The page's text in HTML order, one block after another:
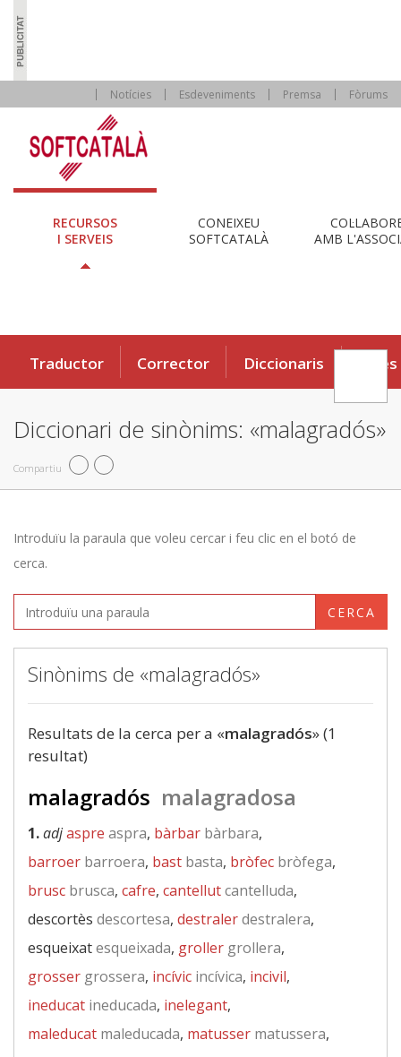
Notícies Esdeveniments Premsa Fòrums
RECURSOS
I SERVEIS
CONEIXEU
SOFTCATALÀ
AMB
Traductor Corrector Diccionaris Eines
Diccionari de sinònims: «malagradós»
Compartiu
Introduïu la paraula que voleu cercar i feu clic en el botó de
cerca.
CERCA
Sinònims de «malagradós»
Resultats de la cerca per a «malagradós» (1
resultat)
malagradós malagradosa
1.adjaspre aspra, bàrbar bàrbara,
barroer barroera, bast basta, bròfec bròfega,
brusc brusca, cafre, cantellutcantelluda,
descortès descortesa, destralerdestralera,
esqueixatesqueixada, groller grollera,
grosser grossera, incívic incívica, incivil,
ineducat ineducada, inelegant,
maleducat maleducada, matusser matussera,